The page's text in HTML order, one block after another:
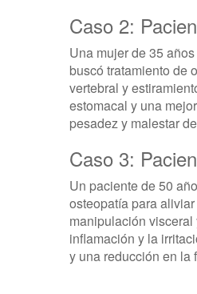
Caso 2:
Una mujer de 35
buscó tratamiento de
vertebral y
estomacal y una
pesadez y malestar
Caso 3:
Un paciente de 50
osteopatía para
manipulación
inflamación y la
y una reducción en la